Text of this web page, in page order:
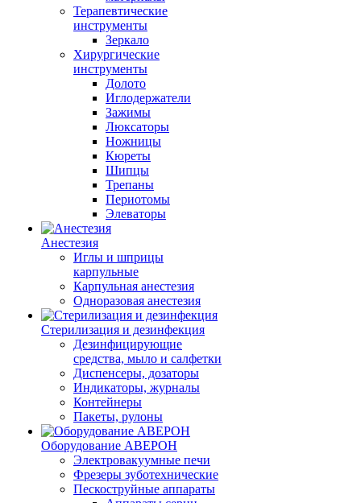
Терапевтические
инструменты
Зеркало
Хирургические
инструменты
Долото
Иглодержатели
Зажимы
Люксаторы
Ножницы
Кюреты
Шипцы
Трепаны
Периотомы
Элеваторы
Анестезия
Иглы и шприцы
карпульные
Карпульная анестезия
Одноразовая анестезия
Стерилизация и дезинфекция
Дезинфицирующие
средства, мыло и салфетки
Диспенсеры, дозаторы
Индикаторы, журналы
Контейнеры
Пакеты, рулоны
Оборудование АВЕРОН
Электровакуумные печи
Фрезеры зуботехнические
Пескоструйные аппараты